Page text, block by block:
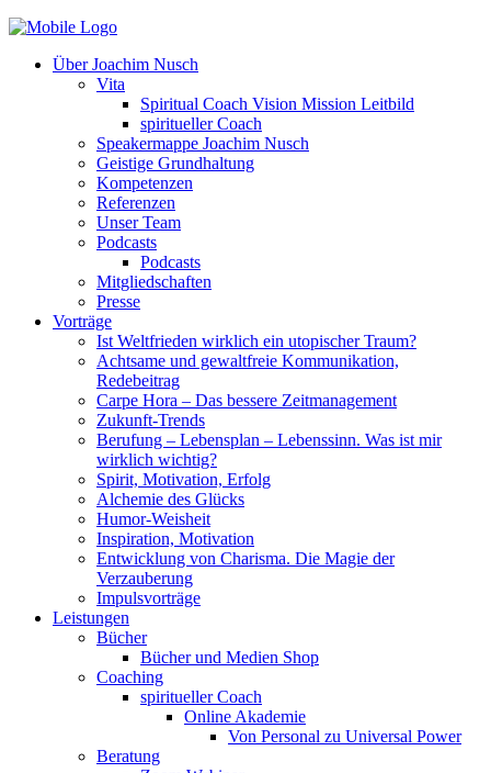
Über Joachim Nusch
Vita
Spiritual Coach Vision Mission Leitbild
spiritueller Coach
Speakermappe Joachim Nusch
Geistige Grundhaltung
Kompetenzen
Referenzen
Unser Team
Podcasts
Podcasts
Mitgliedschaften
Presse
Vorträge
Ist Weltfrieden wirklich ein utopischer Traum?
Achtsame und gewaltfreie Kommunikation,
Redebeitrag
Carpe Hora – Das bessere Zeitmanagement
Zukunft-Trends
Berufung – Lebensplan – Lebenssinn. Was ist mir
wirklich wichtig?
Spirit, Motivation, Erfolg
Alchemie des Glücks
Humor-Weisheit
Inspiration, Motivation
Entwicklung von Charisma. Die Magie der
Verzauberung
Impulsvorträge
Leistungen
Bücher
Bücher und Medien Shop
Coaching
spiritueller Coach
Online Akademie
Von Personal zu Universal Power
Beratung